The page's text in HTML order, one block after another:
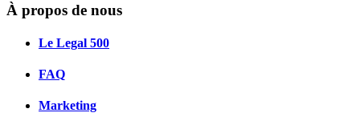
À propos de nous
Le Legal 500
FAQ
Marketing